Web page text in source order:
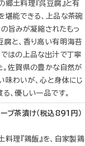
土料理『呉豆腐』と有
堪能できる、上品な茶碗
旨みが凝縮されたもっ
腐と、香り高い有明海苔
ではの上品な出汁で丁寧
。佐賀県の豊かな自然が
味わいが、心と身体にじ
、優しい一品です。
プ茶漬け（税込891円）
理『鶏飯』を、自家製鶏